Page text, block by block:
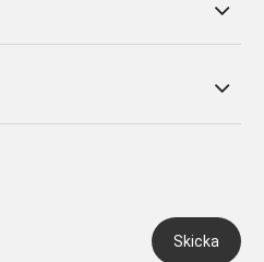
Skicka